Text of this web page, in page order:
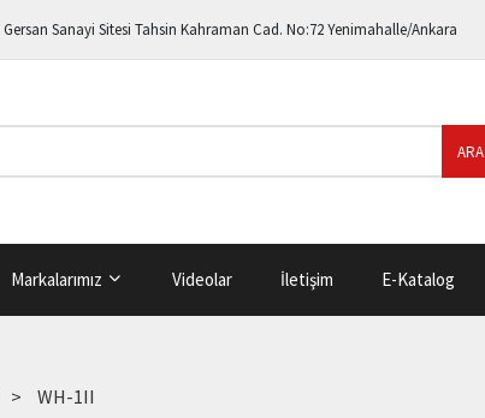
Gersan Sanayi Sitesi Tahsin Kahraman Cad. No:72 Yenimahalle/Ankara
ARA
Markalarımız Videolar İletişim E-Katalog
WH-1II